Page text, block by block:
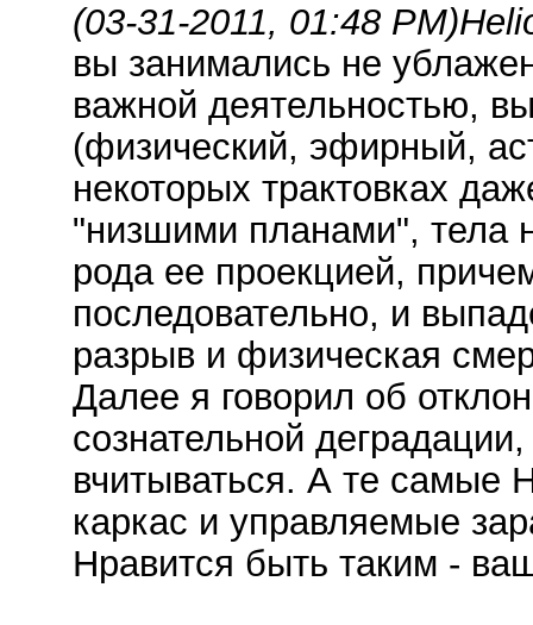
(03-31-2011, 01:48 PM)
вы занимались не
важной деятельностью,
(физический, эфирный,
некоторых трактовках
"низшими планами", тела
рода ее проекцией,
последовательно, и
разрыв и физическая
Далее я говорил об
сознательной
вчитываться. А те самые
каркас и управляемые
Нравится быть таким -